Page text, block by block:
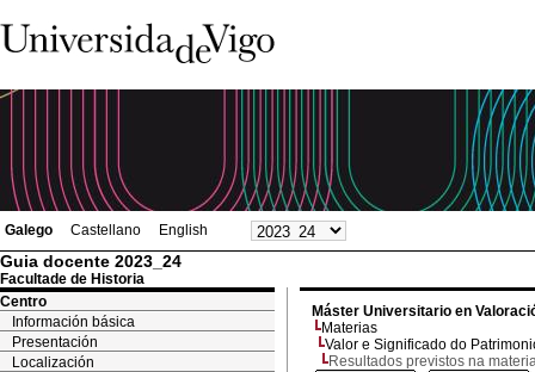
Galego Castellano English
Guia docente 2023_24
Facultade de Historia
Centro
Información básica
Presentación
Localización
Máster Universitario en
Materias
Valor e Significado do
Resultados previstos na